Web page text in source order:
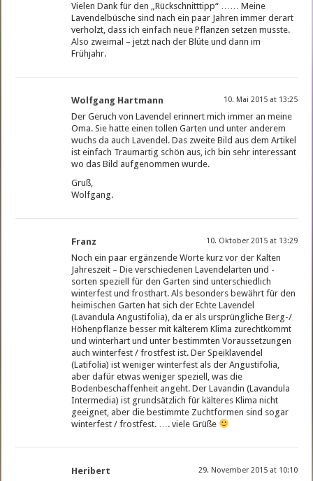
Vielen Dank für den „Rückschnitttipp“ …… Meine
Lavendelbüsche sind nach ein paar Jahren immer derart
verholzt, dass ich einfach neue Pflanzen setzen musste.
Also zweimal – jetzt nach der Blüte und dann im
Frühjahr.
Wolfgang Hartmann 10. Mai 2015 at 13:25
Der Geruch von Lavendel erinnert mich immer an meine
Oma. Sie hatte einen tollen Garten und unter anderem
wuchs da auch Lavendel. Das zweite Bild aus dem Artikel
ist einfach Traumartig schön aus, ich bin sehr interessant
wo das Bild aufgenommen wurde.
Gruß,
Wolfgang.
Franz 10. Oktober 2015 at 13:29
Noch ein paar ergänzende Worte kurz vor der Kalten
Jahreszeit – Die verschiedenen Lavendelarten und -
sorten speziell für den Garten sind unterschiedlich
winterfest und frosthart. Als besonders bewährt für den
heimischen Garten hat sich der Echte Lavendel
(Lavandula Angustifolia), da er als ursprüngliche Berg-/
Höhenpflanze besser mit kälterem Klima zurechtkommt
und winterhart und unter bestimmten Voraussetzungen
auch winterfest / frostfest ist. Der Speiklavendel
(Latifolia) ist weniger winterfest als der Angustifolia,
aber dafür etwas weniger speziell, was die
Bodenbeschaffenheit angeht. Der Lavandin (Lavandula
Intermedia) ist grundsätzlich für kälteres Klima nicht
geeignet, aber die bestimmte Zuchtformen sind sogar
winterfest / frostfest. …. viele Grüße
Heribert 29. November 2015 at 10:10